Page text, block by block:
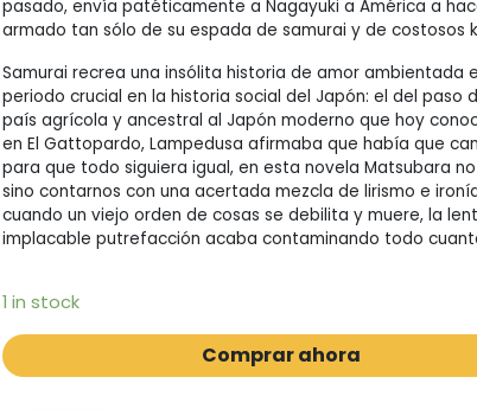
pasado, envía patéticamente a Nagayuki a América a
armado tan sólo de su espada de samurai y de costosos
Samurai recrea una insólita historia de amor ambientada
periodo crucial en la historia social del Japón: el del paso
país agrícola y ancestral al Japón moderno que hoy
en El Gattopardo, Lampedusa afirmaba que había que
para que todo siguiera igual, en esta novela Matsubara
sino contarnos con una acertada mezcla de lirismo e
cuando un viejo orden de cosas se debilita y muere, la
implacable putrefacción acaba contaminando todo
1 in stock
Comprar ahora